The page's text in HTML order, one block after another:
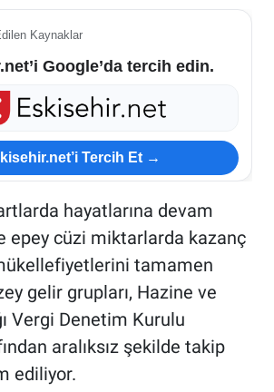
Kaynaklar
Google’da tercih edin.
Tercih Et →
hayatlarına devam
epey cüzi miktarlarda kazanç
tamamen
gelir grupları, Hazine ve
Vergi Denetim Kurulu
aralıksız şekilde takip
ediliyor.
Saatleri